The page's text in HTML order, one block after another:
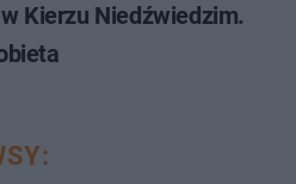
Kierzu Niedźwiedzim.